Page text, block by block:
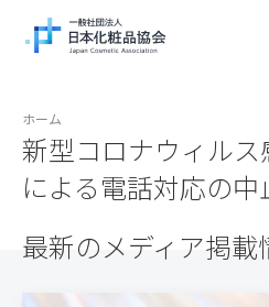
ホーム
新型コロナウィル
による電話対応の
最新のメディア掲載